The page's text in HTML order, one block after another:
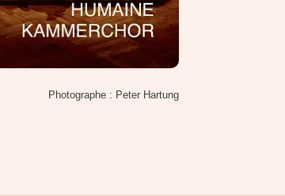
Photographe : Peter Hartung